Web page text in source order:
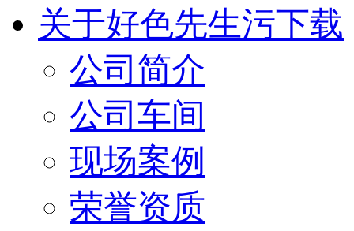
关于好色先生污下载
公司简介
公司车间
现场案例
荣誉资质